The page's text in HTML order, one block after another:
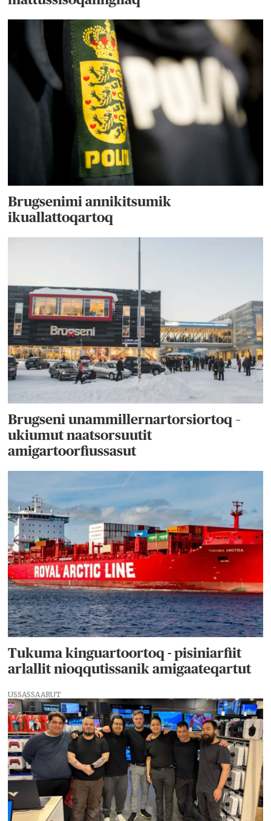
Brugsenimi annikitsumik
ikuallattoqartoq
Brugseni unammillernartorsiortoq –
ukiumut naatsorsuutit
amigartoorfiussasut
Tukuma kinguartoortoq - pisiniarfiit
arlallit nioqqutissanik amigaateqartut
USSASSAARUT